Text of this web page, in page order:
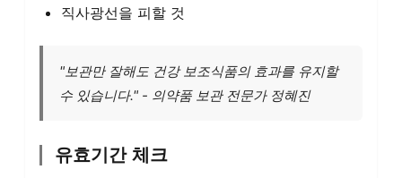
직사광선을 피할 것
"보관만 잘해도 건강 보조식품의 효과를 유지할
수 있습니다." - 의약품 보관 전문가 정혜진
유효기간 체크